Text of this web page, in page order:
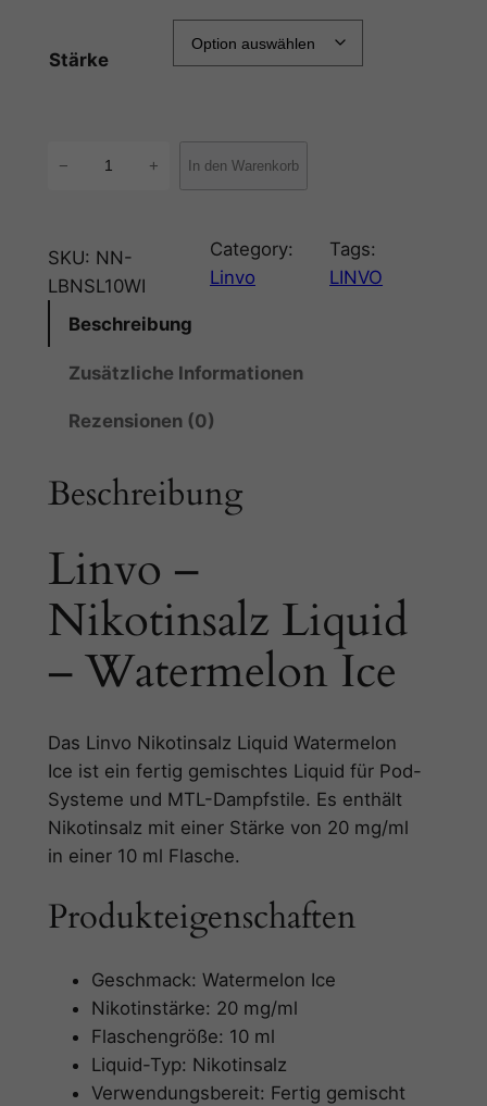
Stärke
o
–
i
n
a
l
z
L
i
d
–
W
a
e
− + In den Warenkorb
SKU: NN-
LBNSL10WI
Category:
Linvo
Tags:
LINVO
Beschreibung
Zusätzliche Informationen
Rezensionen (0)
Beschreibung
Linvo –
Nikotinsalz Liquid
– Watermelon Ice
Das Linvo Nikotinsalz Liquid Watermelon
Ice ist ein fertig gemischtes Liquid für Pod-
Systeme und MTL-Dampfstile. Es enthält
Nikotinsalz mit einer Stärke von 20 mg/ml
in einer 10 ml Flasche.
Produkteigenschaften
Geschmack: Watermelon Ice
Nikotinstärke: 20 mg/ml
Flaschengröße: 10 ml
Liquid-Typ: Nikotinsalz
Verwendungsbereit: Fertig gemischt